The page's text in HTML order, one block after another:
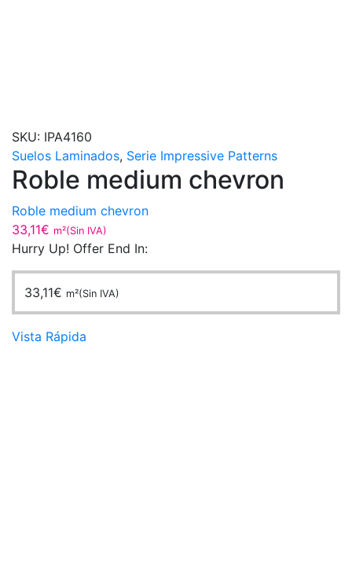
SKU: IPA4160
Suelos Laminados, Serie Impressive Patterns
Roble medium chevron
Roble medium chevron
33,11€ m²(Sin IVA)
Hurry Up! Offer End In:
33,11€ m²(Sin IVA)
Vista Rápida